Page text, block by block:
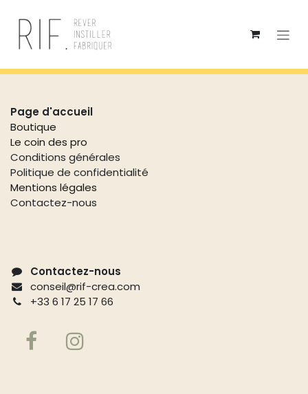
Page d'accueil
Boutique
Le coin des pro
Conditions générales
Politique de confidentialité
Mentions légales
Contactez-nous
Contactez-nous
conseil@rif-crea.com
+33 6 17 25 17 66